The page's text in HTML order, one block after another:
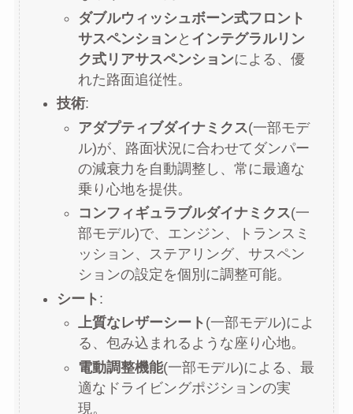
ダブルウィッシュボーン式フロント
サスペンション と インテグラルリン
ク式リアサスペンションによる、優
れた路面追従性。
技術:
アダプティブダイナミクス(一部モデ
ル)が、路面状況に合わせてダンパー
の減衰力を自動調整し、常に最適な
乗り心地を提供。
コンフィギュラブルダイナミクス(一
部モデル)で、エンジン、トランスミ
ッション、ステアリング、サスペン
ションの設定を個別に調整可能。
シート :
上質なレザーシート (一部モデル)によ
る、包み込まれるような座り心地。
電動調整機能(一部モデル)による、最
適なドライビングポジションの実
現。